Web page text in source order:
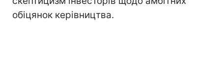
обіцянок керівництва.